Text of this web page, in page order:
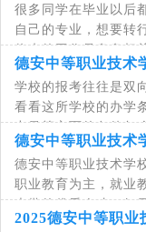
很多同学在毕业以后
自己的专业，想要转
将来的工作是息息相
首先对自己将要选择
德安中等职业技术
学校的报考往往是双
看看这所学校的办学
力量等方面的条件怎
同学们进行要求，看
德安中等职业技术
德安中等职业技术学
职业教育为主，就业
大批的优秀人才，如
来可以从学校的招生
2025德安中等职业